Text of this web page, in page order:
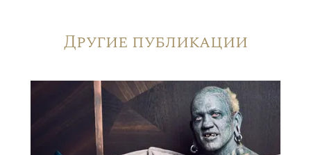
Другие публикации